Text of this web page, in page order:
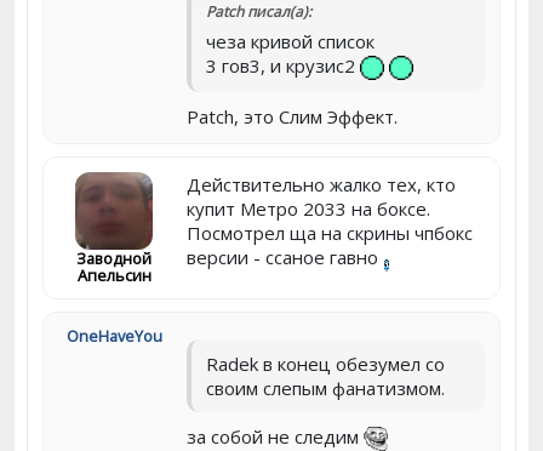
Patch писал(а):
чеза кривой список
3 гов3, и крузис2
Patch, это Слим Эффект.
Заводной
Апельсин
Действительно жалко тех, кто
купит Метро 2033 на боксе.
Посмотрел ща на скрины чпбокс
версии - ссаное гавно
OneHaveYou
Radek в конец обезумел со
своим слепым фанатизмом.
за собой не следим